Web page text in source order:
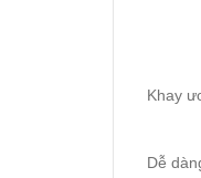
Khay
Dễ